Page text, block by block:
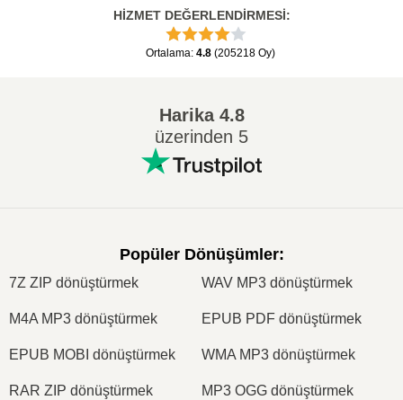
HİZMET DEĞERLENDİRMESİ:
Ortalama: 4.8 (205218 Oy)
Harika4.8
üzerinden 5
Popüler Dönüşümler:
7Z ZIP dönüştürmek WAV MP3 dönüştürmek
M4A MP3 dönüştürmek EPUB PDF dönüştürmek
EPUB MOBI dönüştürmek WMA MP3 dönüştürmek
RAR ZIP dönüştürmek MP3 OGG dönüştürmek